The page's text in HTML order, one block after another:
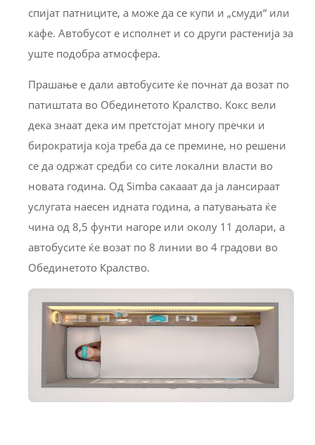
спијат патниците, а може да се купи и „смуди“ или
кафе. Автобусот е исполнет и со други растенија за
уште подобра атмосфера.
Прашање е дали автобусите ќе почнат да возат по
патиштата во Обединетото Кралство. Кокс вели
дека знаат дека им претстојат многу пречки и
бирократија која треба да се премине, но решени
се да одржат средби со сите локални власти во
новата година. Од Simba сакааат да ја лансираат
услугата наесен идната година, а патувањата ќе
чина од 8,5 фунти нагоре или околу 11 долари, а
автобусите ќе возат по 8 линии во 4 градови во
Обединетото Кралство.